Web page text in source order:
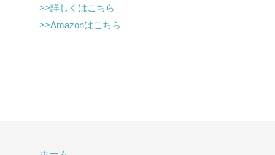
>>詳しくはこちら
>>Amazonはこちら